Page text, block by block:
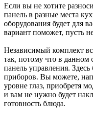
Если вы не хотите
панель в разные места
оборудования будет для
вариант поможет, пусть
Независимый комплект
так, потому что в
панель управления.
приборов. Вы можете,
уровне глаз, приобретя
и вам не нужно будет
готовность блюда.